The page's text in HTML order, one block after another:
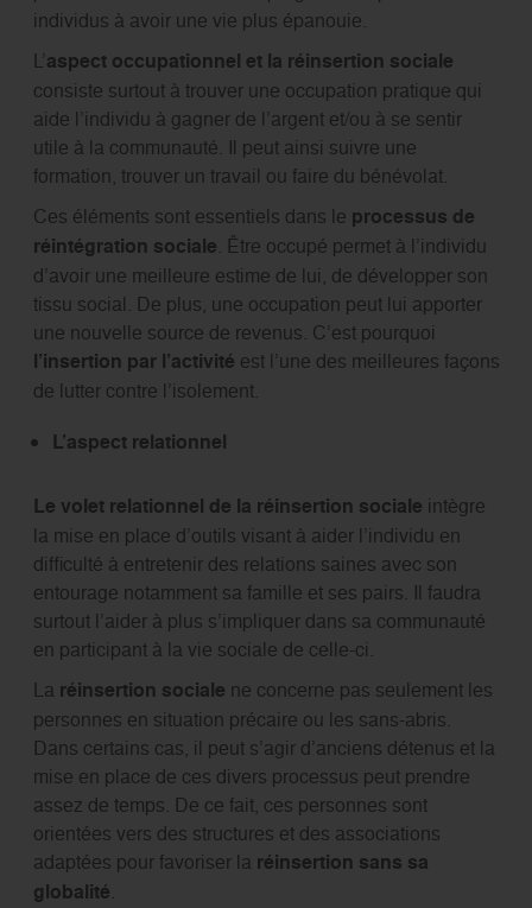
individus à avoir une vie plus épanouie.
L’aspect occupationnel et la réinsertion sociale
consiste surtout à trouver une occupation pratique qui
aide l’individu à gagner de l’argent et/ou à se sentir
utile à la communauté. Il peut ainsi suivre une
formation, trouver un travail ou faire du bénévolat.
Ces éléments sont essentiels dans le processus de
réintégration sociale. Être occupé permet à l’individu
d’avoir une meilleure estime de lui, de développer son
tissu social. De plus, une occupation peut lui apporter
une nouvelle source de revenus. C’est pourquoi
l’insertion par l’activité est l’une des meilleures façons
de lutter contre l’isolement.
L’aspect relationnel
Le volet relationnel de la réinsertion sociale intègre
la mise en place d’outils visant à aider l’individu en
difficulté à entretenir des relations saines avec son
entourage notamment sa famille et ses pairs. Il faudra
surtout l’aider à plus s’impliquer dans sa communauté
en participant à la vie sociale de celle-ci.
La réinsertion sociale ne concerne pas seulement les
personnes en situation précaire ou les sans-abris.
Dans certains cas, il peut s’agir d’anciens détenus et la
mise en place de ces divers processus peut prendre
assez de temps. De ce fait, ces personnes sont
orientées vers des structures et des associations
adaptées pour favoriser la réinsertion sans sa
globalité.